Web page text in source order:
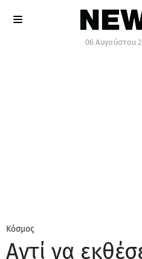
06 Αυγούστου
Κόσμος
Αντί να